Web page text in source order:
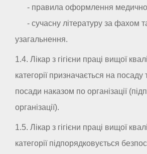
- правила оформлення медичної
- сучасну літературу за фахом
узагальнення.
1.4. Лікар з гігієни праці вищої
категорії призначається на посаду
посади наказом по організації
організації).
1.5. Лікар з гігієни праці вищої
категорії підпорядковується